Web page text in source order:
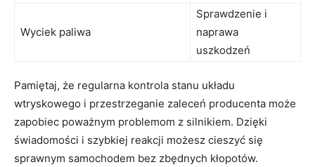
Wyciek paliwa
Sprawdzenie i
naprawa
uszkodzeń
Pamiętaj, że regularna kontrola stanu układu
wtryskowego ⁤i przestrzeganie​ zaleceń producenta może
zapobiec poważnym problemom z silnikiem. ‌Dzięki
świadomości‍ i szybkiej reakcji możesz cieszyć się
sprawnym​ samochodem bez ‍zbędnych kłopotów.